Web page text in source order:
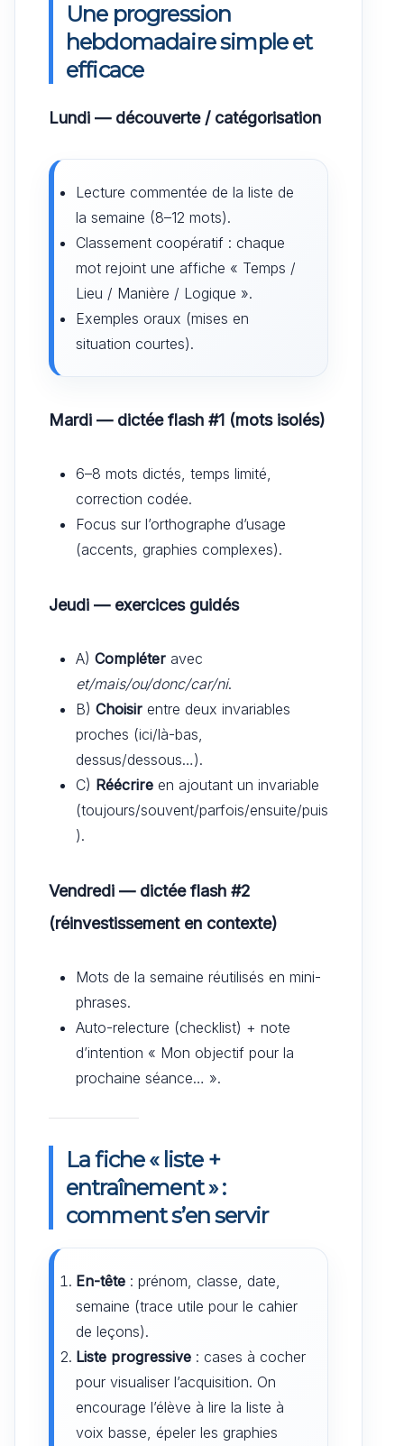
Une progression
hebdomadaire simple et
efficace
Lundi — découverte / catégorisation
Lecture commentée de la liste de
la semaine (8–12 mots).
Classement coopératif : chaque
mot rejoint une affiche « Temps /
Lieu / Manière / Logique ».
Exemples oraux (mises en
situation courtes).
Mardi — dictée flash #1 (mots isolés)
6–8 mots dictés, temps limité,
correction codée.
Focus sur l’orthographe d’usage
(accents, graphies complexes).
Jeudi — exercices guidés
A) Compléter avec
et/mais/ou/donc/car/ni.
B) Choisir entre deux invariables
proches (ici/là-bas,
dessus/dessous…).
C) Réécrire en ajoutant un invariable
(toujours/souvent/parfois/ensuite/puis
).
Vendredi — dictée flash #2
(réinvestissement en contexte)
Mots de la semaine réutilisés en mini-
phrases.
Auto-relecture (checklist) + note
d’intention « Mon objectif pour la
prochaine séance… ».
La fiche « liste +
entraînement » :
comment s’en servir
En-tête : prénom, classe, date,
semaine (trace utile pour le cahier
de leçons).
Liste progressive : cases à cocher
pour visualiser l’acquisition. On
encourage l’élève à lire la liste à
voix basse, épeler les graphies